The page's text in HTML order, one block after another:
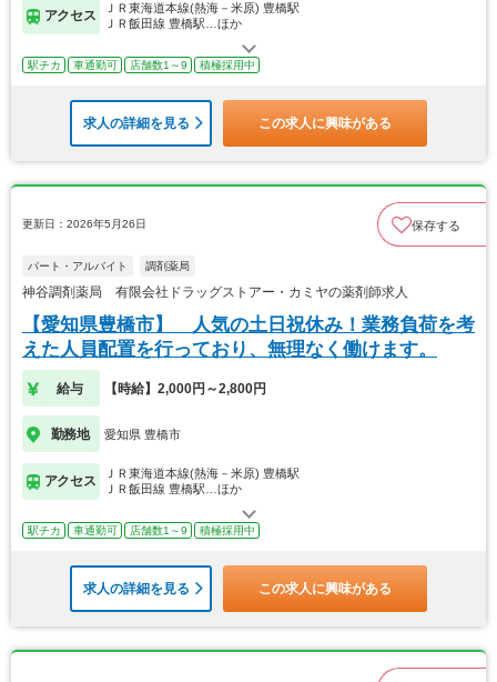
アクセス
ＪＲ東海道本線(熱海－米原) 豊橋駅
ＪＲ飯田線 豊橋駅…ほか
駅チカ 車通勤可 店舗数1～9 積極採用中
求人の詳細を見る この求人に興味がある
更新日：2026年5月26日 保存する
パート・アルバイト 調剤薬局
神谷調剤薬局 有限会社ドラッグストアー・カミヤの薬剤師求人
【愛知県豊橋市】 人気の土日祝休み！業務負荷を考
えた人員配置を行っており、無理なく働けます。
給与 【時給】2,000円～2,800円
勤務地 愛知県 豊橋市
アクセス
ＪＲ東海道本線(熱海－米原) 豊橋駅
ＪＲ飯田線 豊橋駅…ほか
駅チカ 車通勤可 店舗数1～9 積極採用中
求人の詳細を見る この求人に興味がある